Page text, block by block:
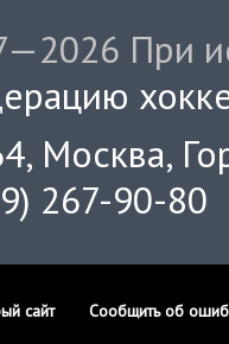
При
Москва,
267-90-80
сайт Сообщить об